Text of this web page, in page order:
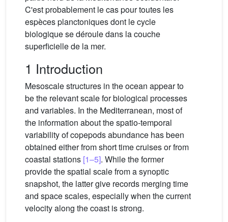
C'est probablement le cas pour toutes les
espèces planctoniques dont le cycle
biologique se déroule dans la couche
superficielle de la mer.
1 Introduction
Mesoscale structures in the ocean appear to
be the relevant scale for biological processes
and variables. In the Mediterranean, most of
the information about the spatio-temporal
variability of copepods abundance has been
obtained either from short time cruises or from
coastal stations [1–5]. While the former
provide the spatial scale from a synoptic
snapshot, the latter give records merging time
and space scales, especially when the current
velocity along the coast is strong.